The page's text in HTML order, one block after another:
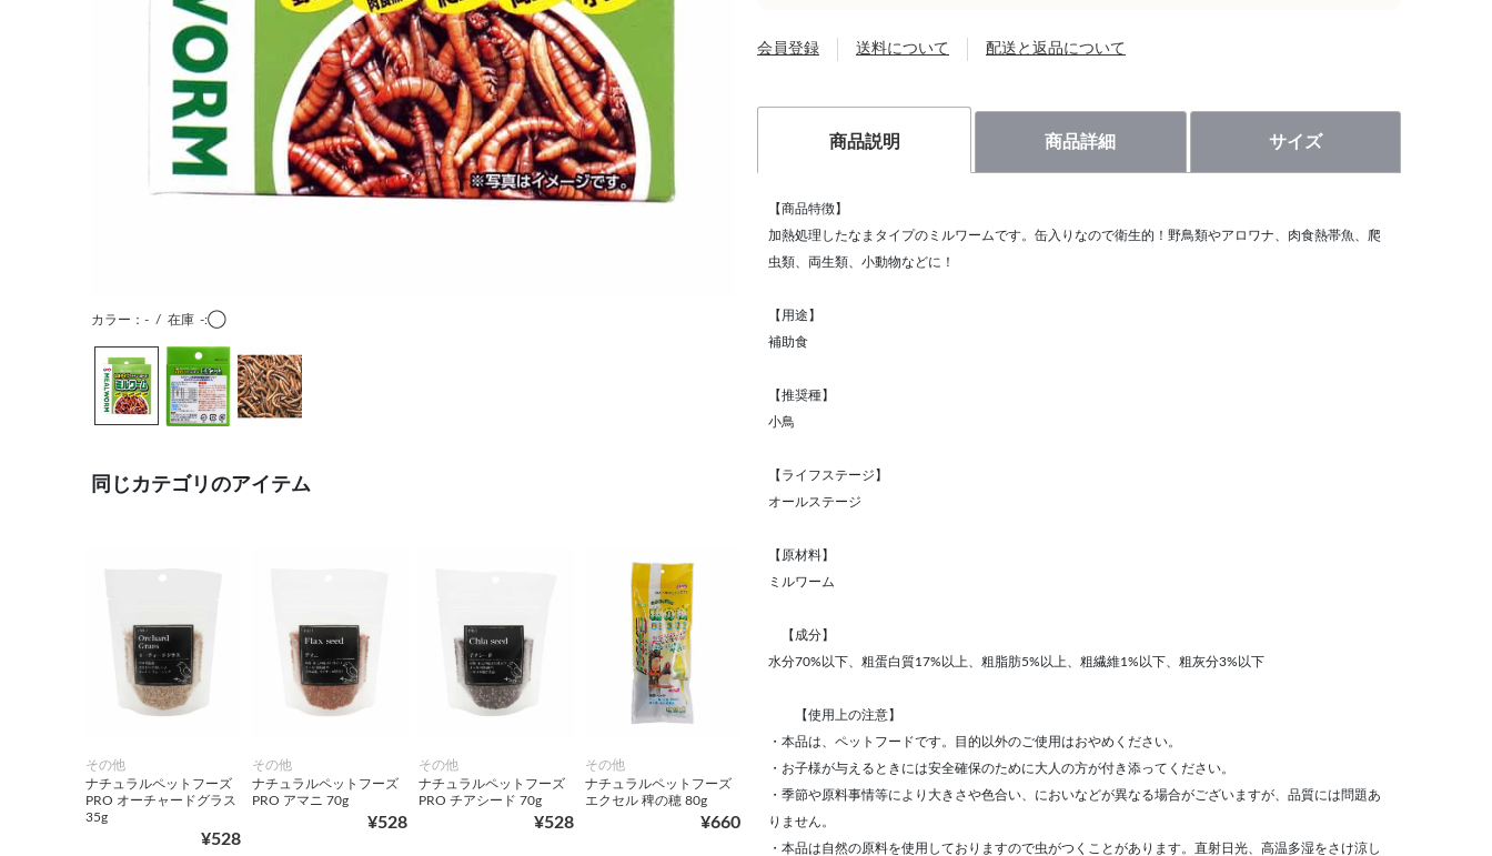
カラー：- / 在庫 -:◯
同じカテゴリのアイテム
その他
ナチュラルペットフーズ
PRO オーチャードグラス
35g
¥528
その他
ナチュラルペットフーズ
PRO アマニ 70g
¥528
その他
ナチュラルペットフーズ
PRO チアシード 70g
¥528
その他
ナチュラルペットフーズ
エクセル 稗の穂 80g
¥660
会員登録 送料について 配送と返品について
商品説明 商品詳細 サイズ
【商品特徴】
加熱処理したなまタイプのミルワームです。缶入りなので衛生的！野鳥類やアロワナ、肉食熱帯魚、爬
虫類、両生類、小動物などに！
【用途】
補助食
【推奨種】
小鳥
【ライフステージ】
オールステージ
【原材料】
ミルワーム
【成分】
水分70%以下、粗蛋白質17%以上、粗脂肪5%以上、粗繊維1%以下、粗灰分3%以下
【使用上の注意】
・本品は、ペットフードです。目的以外のご使用はおやめください。
・お子様が与えるときには安全確保のために大人の方が付き添ってください。
・季節や原料事情等により大きさや色合い、においなどが異なる場合がございますが、品質には問題あ
りません。
・本品は自然の原料を使用しておりますので虫がつくことがあります。直射日光、高温多湿をさけ涼し